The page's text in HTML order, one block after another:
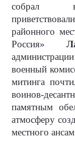
собрал
районного
Россия»
военный
митинга
воинов-
памятным
атмосферу
местного